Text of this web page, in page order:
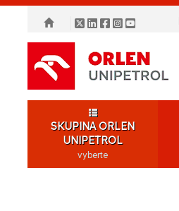
SKUPINA ORLEN
UNIPETROL
vyberte